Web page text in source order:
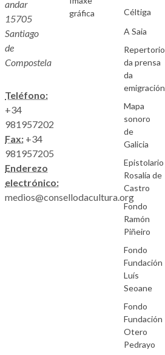
andar
15705
Santiago
de
Compostela
Teléfono:
+34
981957202
Fax: +34
981957205
Enderezo
electrónico:
medios@consellodacultura.org
gráfica
Céltiga
A Saia
Repertorio
da prensa
da
emigración
Mapa
sonoro
de
Galicia
Epistolario
Rosalía de
Castro
Fondo
Ramón
Piñeiro
Fondo
Fundación
Luís
Seoane
Fondo
Fundación
Otero
Pedrayo